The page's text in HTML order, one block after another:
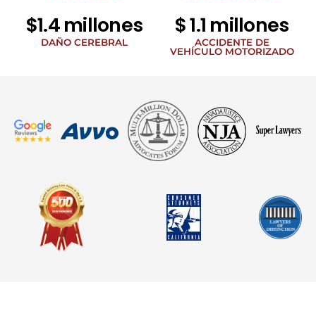
$1.4 millones
DAÑO CEREBRAL
$ 1.1 millones
ACCIDENTE DE
VEHÍCULO MOTORIZADO